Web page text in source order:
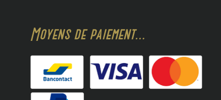
Moyens de paiement...